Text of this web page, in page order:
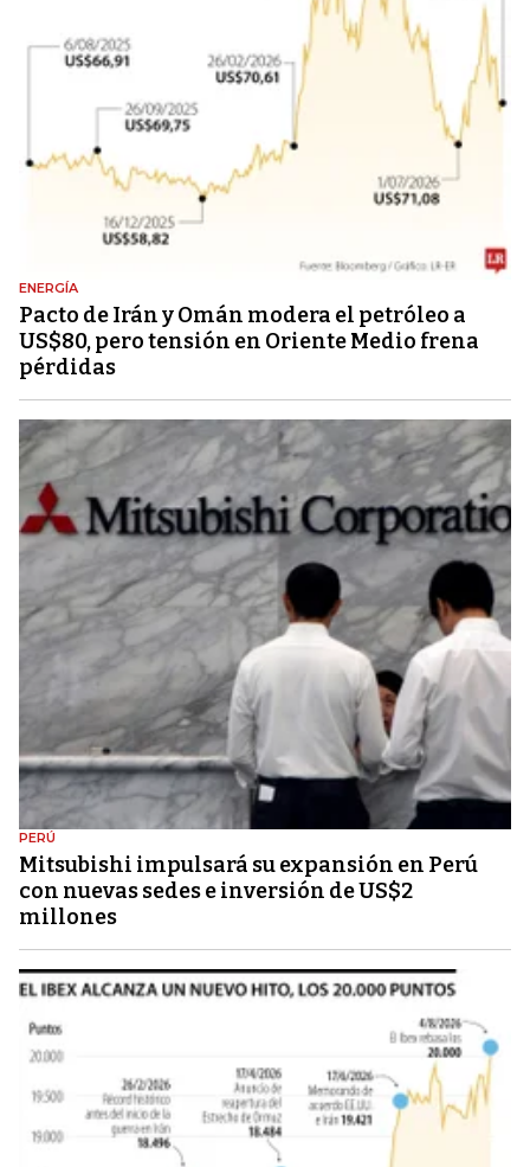
ENERGÍA
Pacto de Irán y Omán modera el petróleo a
US$80, pero tensión en Oriente Medio frena
pérdidas
PERÚ
Mitsubishi impulsará su expansión en Perú
con nuevas sedes e inversión de US$2
millones